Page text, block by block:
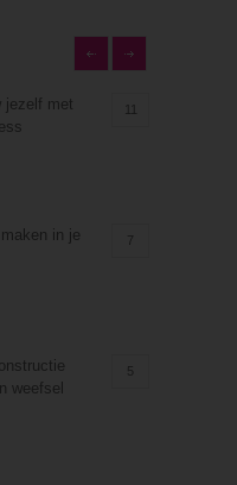
jezelf met
in je
7
weefsel
5